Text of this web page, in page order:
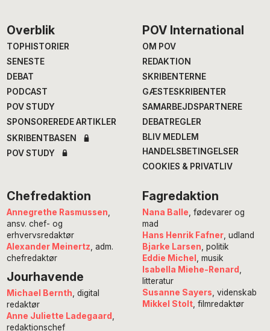
Footer
Overblik
TOPHISTORIER
SENESTE
DEBAT
PODCAST
POV STUDY
SPONSOREREDE ARTIKLER
SKRIBENTBASEN
POV STUDY
POV International
OM POV
REDAKTION
SKRIBENTERNE
GÆSTESKRIBENTER
SAMARBEJDSPARTNERE
DEBATREGLER
BLIV MEDLEM
HANDELSBETINGELSER
COOKIES & PRIVATLIV
Chefredaktion
Annegrethe Rasmussen
ansv. chef- og
erhvervsredaktør
Alexander Meinertz , adm.
chefredaktør
Jourhavende
Michael Bernth , digital
redaktør
Anne Juliette Ladegaard
redaktionschef
Fagredaktion
Nana Balle , fødevarer og
mad
Hans Henrik Fafner, udland
Bjarke Larsen , politik
Eddie Michel
, musik
Isabella Miehe-Renard
litteratur
Susanne Sayers , videnskab
Mikkel Stolt, filmredaktør